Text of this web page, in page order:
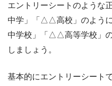
エントリーシートのような
中学」「△△高校」のよう
中学校」「△△高等学校」
しましょう。
基本的にエントリーシート